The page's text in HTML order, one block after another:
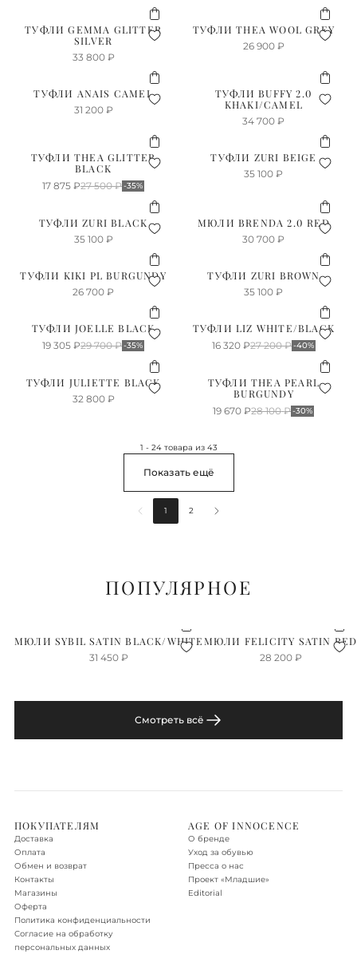
ТУФЛИ GEMMA GLITTER
SILVER
33 800 ₽
ТУФЛИ THEA WOOL GREY
26 900 ₽
ТУФЛИ ANAIS CAMEL
31 200 ₽
ТУФЛИ BUFFY 2.0
KHAKI/CAMEL
34 700 ₽
ТУФЛИ THEA GLITTER
BLACK
17 875 ₽27 500 ₽-35%
ТУФЛИ ZURI BEIGE
35 100 ₽
ТУФЛИ ZURI BLACK
35 100 ₽
МЮЛИ BRENDA 2.0 RED
30 700 ₽
ТУФЛИ KIKI PL BURGUNDY
26 700 ₽
ТУФЛИ ZURI BROWN
35 100 ₽
ТУФЛИ JOELLE BLACK
19 305 ₽29 700 ₽-35%
ТУФЛИ LIZ WHITE/BLACK
16 320 ₽27 200 ₽-40%
ТУФЛИ JULIETTE BLACK
32 800 ₽
ТУФЛИ THEA PEARL
BURGUNDY
19 670 ₽28 100 ₽-30%
1 - 24 товара из 43
Показать ещё
1 2
ПОПУЛЯРНОЕ
МЮЛИ SYBIL SATIN BLACK/WHITE
31 450 ₽
МЮЛИ FELICITY SATIN RED
28 200 ₽
Смотреть всё
ПОКУПАТЕЛЯМ
Доставка
Оплата
Обмен и возврат
Контакты
Магазины
Оферта
Политика конфиденциальности
Согласие на обработку
персональных данных
AGE OF INNOCENCE
О бренде
Уход за обувью
Пресса о нас
Проект «‎Младшие»
Editorial